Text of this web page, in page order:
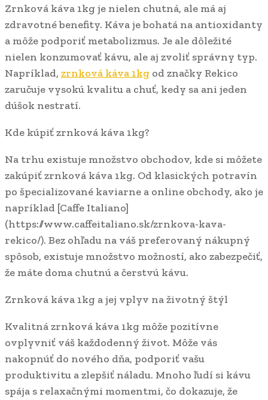
Zrnková káva 1kg je nielen chutná, ale má aj
zdravotné benefity. Káva je bohatá na antioxidanty
a môže podporiť metabolizmus. Je ale dôležité
nielen konzumovať kávu, ale aj zvoliť správny typ.
Napríklad, zrnková káva 1kg od značky Rekico
zaručuje vysokú kvalitu a chuť, kedy sa ani jeden
dúšok nestratí.
Kde kúpiť zrnková káva 1kg?
Na trhu existuje množstvo obchodov, kde si môžete
zakúpiť zrnková káva 1kg. Od klasických potravín
po špecializované kaviarne a online obchody, ako je
napríklad [Caffe Italiano]
(https://www.caffeitaliano.sk/zrnkova-kava-
rekico/). Bez ohľadu na váš preferovaný nákupný
spôsob, existuje množstvo možností, ako zabezpečiť,
že máte doma chutnú a čerstvú kávu.
Zrnková káva 1kg a jej vplyv na životný štýl
Kvalitná zrnková káva 1kg môže pozitívne
ovplyvniť váš každodenný život. Môže vás
nakopnúť do nového dňa, podporiť vašu
produktivitu a zlepšiť náladu. Mnoho ľudí si kávu
spája s relaxačnými momentmi, čo dokazuje, že